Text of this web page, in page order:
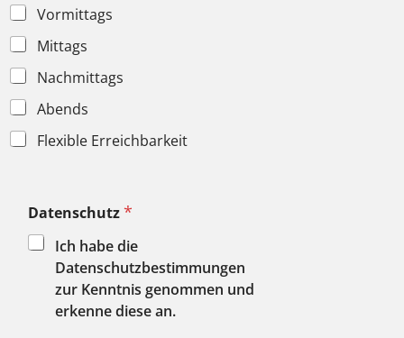
Vormittags
Mittags
Nachmittags
Abends
Flexible Erreichbarkeit
Datenschutz*
Ich habe die
Datenschutzbestimmungen
zur Kenntnis genommen und
erkenne diese an.